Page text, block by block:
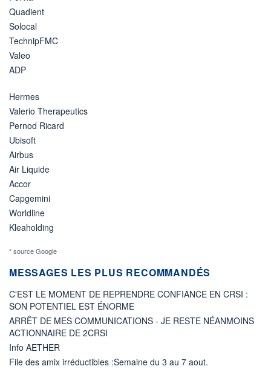
Quadient
Solocal
TechnipFMC
Valeo
ADP
Hermes
Valerio Therapeutics
Pernod Ricard
Ubisoft
Airbus
Air Liquide
Accor
Capgemini
Worldline
Kleaholding
* source Google
MESSAGES LES PLUS RECOMMANDÉS
C'EST LE MOMENT DE REPRENDRE CONFIANCE EN CRSI :
SON POTENTIEL EST ÉNORME
ARRÊT DE MES COMMUNICATIONS - JE RESTE NÉANMOINS
ACTIONNAIRE DE 2CRSI
Info AETHER
File des amix irréductibles :Semaine du 3 au 7 aout.